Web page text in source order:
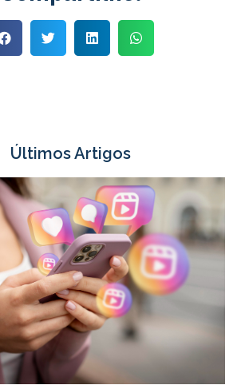
Últimos Artigos